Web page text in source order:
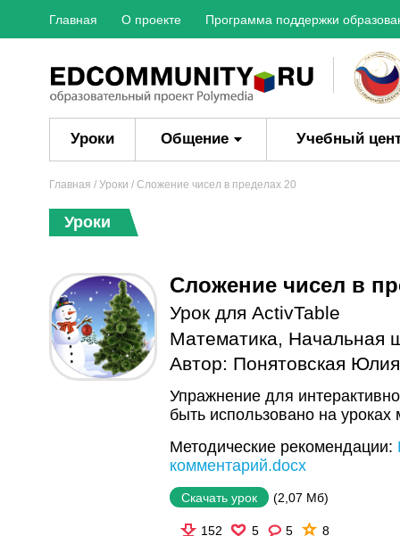
Главная О проекте Программа поддержки
Уроки Общение Учебный
Главная / Уроки / Сложение чисел в пределах 20
Уроки
Сложение чисел в
Урок для ActivTable
Математика, Начальная
Автор: Понятовская
Упражнение для
быть использовано на уроках
Методические рекомендации:
комментарий.docx
Скачать урок (2,07 Мб)
152 5 5 8